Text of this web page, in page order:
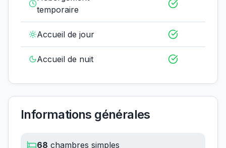
temporaire
Accueil de jour
Accueil de nuit
Informations générales
68 chambres simples